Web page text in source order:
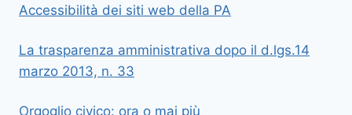
Accessibilità dei siti web della PA
La trasparenza amministrativa dopo il d.lgs.14
marzo 2013, n. 33
Orgoglio civico: ora o mai più